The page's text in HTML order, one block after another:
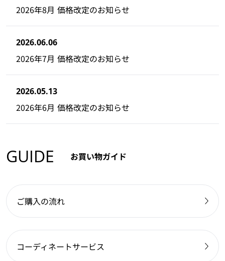
2026年8月 価格改定のお知らせ
2026.06.06
2026年7月 価格改定のお知らせ
2026.05.13
2026年6月 価格改定のお知らせ
GUIDE お買い物ガイド
ご購入の流れ
コーディネートサービス